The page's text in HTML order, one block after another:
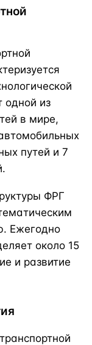
одной из
в мире,
путей и 7
ФРГ
Ежегодно
около 15
и развитие